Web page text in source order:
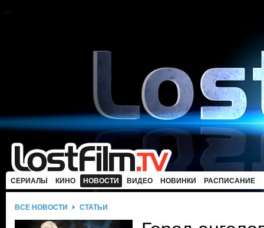
СЕРИАЛЫ КИНО НОВОСТИ ВИДЕО НОВИНКИ РАСПИСАНИЕ
ВСЕ НОВОСТИ СТАТЬИ